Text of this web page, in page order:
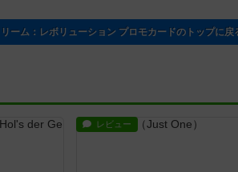
ーム：レボリューション プロモカードのトップに戻
レビュー